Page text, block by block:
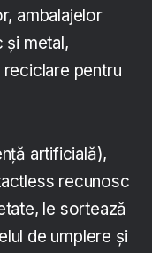
ambalajelor
și metal,
pentru
artificială),
recunosc
le sortează
de umplere și